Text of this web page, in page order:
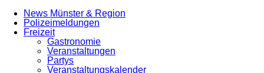
News Münster & Region
Polizeimeldungen
Freizeit
Gastronomie
Veranstaltungen
Partys
Veranstaltungskalender